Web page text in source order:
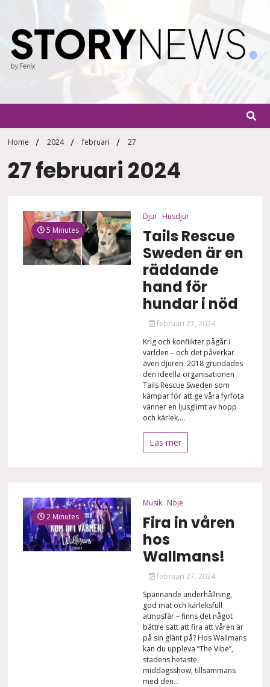
Home 2024 februari 27
27 februari 2024
5 Minutes
Djur Husdjur
Tails Rescue
Sweden är en
räddande
hand för
hundar i nöd
februari 27, 2024
Krig och konflikter pågår i
världen – och det påverkar
även djuren. 2018 grundades
den ideella organisationen
Tails Rescue Sweden som
kämpar för att ge våra fyrfota
vänner en ljusglimt av hopp
och kärlek....
Läs mer
2 Minutes
Musik Nöje
Fira in våren
hos
Wallmans!
februari 27, 2024
Spännande underhållning,
god mat och kärleksfull
atmosfär – finns det något
bättre sätt att fira att våren är
på sin glänt på? Hos Wallmans
kan du uppleva ”The Vibe”,
stadens hetaste
middagsshow, tillsammans
med den...